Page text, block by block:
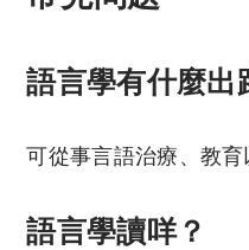
語言學有什麼出
可從事言語治療、教
語言學讀咩？